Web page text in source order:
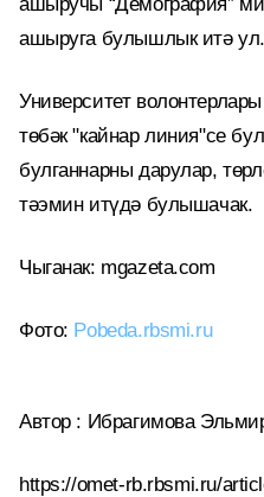
ашыруга булышлык итә ул.
Университет
төбәк "кайнар линия"се
булганнарны дарулар,
тәэмин итүдә булышачак.
Чыганак: mgazeta.com
Фото: Pobeda.rbsmi.ru
Автор : Ибрагимова
https://omet-rb.rbsmi.ru/